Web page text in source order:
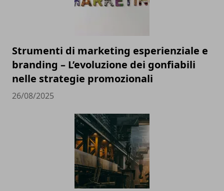
Strumenti di marketing esperienziale e
branding – L’evoluzione dei gonfiabili
nelle strategie promozionali
26/08/2025